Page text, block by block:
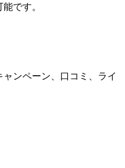
です。
ンペーン、口コミ、ライ